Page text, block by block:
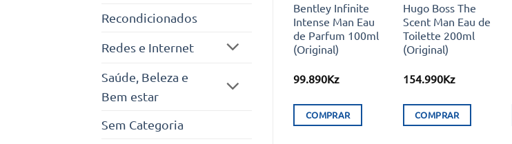
Recondicionados
Redes e Internet
Saúde, Beleza e
Bem estar
Sem Categoria
Bentley Infinite
Intense Man Eau
de Parfum 100ml
(Original)
99.890Kz
COMPRAR
Hugo Boss The
Scent Man Eau de
Toilette 200ml
(Original)
154.990Kz
COMPRAR